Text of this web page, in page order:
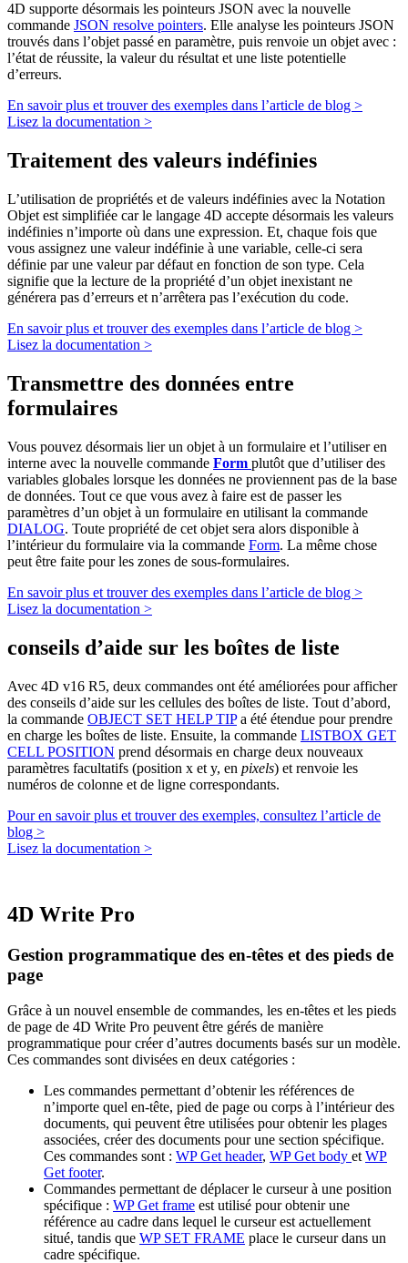
4D supporte désormais les pointeurs JSON avec la nouvelle
commande JSON resolve pointers. Elle analyse les pointeurs JSON
trouvés dans l’objet passé en paramètre, puis renvoie un objet avec :
l’état de réussite, la valeur du résultat et une liste potentielle
d’erreurs.
En savoir plus et trouver des exemples dans l’article de blog >
Lisez la documentation >
Traitement des valeurs indéfinies
L’utilisation de propriétés et de valeurs indéfinies avec la Notation
Objet est simplifiée car le langage 4D accepte désormais les valeurs
indéfinies n’importe où dans une expression. Et, chaque fois que
vous assignez une valeur indéfinie à une variable, celle-ci sera
définie par une valeur par défaut en fonction de son type. Cela
signifie que la lecture de la propriété d’un objet inexistant ne
générera pas d’erreurs et n’arrêtera pas l’exécution du code.
En savoir plus et trouver des exemples dans l’article de blog >
Lisez la documentation >
Transmettre des données entre
formulaires
Vous pouvez désormais lier un objet à un formulaire et l’utiliser en
interne avec la nouvelle commande Form plutôt que d’utiliser des
variables globales lorsque les données ne proviennent pas de la base
de données. Tout ce que vous avez à faire est de passer les
paramètres d’un objet à un formulaire en utilisant la commande
DIALOG. Toute propriété de cet objet sera alors disponible à
l’intérieur du formulaire via la commande Form. La même chose
peut être faite pour les zones de sous-formulaires.
En savoir plus et trouver des exemples dans l’article de blog >
Lisez la documentation >
conseils d’aide sur les boîtes de liste
Avec 4D v16 R5, deux commandes ont été améliorées pour afficher
des conseils d’aide sur les cellules des boîtes de liste. Tout d’abord,
la commande OBJECT SET HELP TIPa été étendue pour prendre
en charge les boîtes de liste. Ensuite, la commande LISTBOX GET
CELL POSITION prend désormais en charge deux nouveaux
paramètres facultatifs (position x et y, en pixels) et renvoie les
numéros de colonne et de ligne correspondants.
Pour en savoir plus et trouver des exemples, consultez l’article de
blog >
Lisez la documentation >
4D Write Pro
Gestion programmatique des en-têtes et des pieds de
page
Grâce à un nouvel ensemble de commandes, les en-têtes et les pieds
de page de 4D Write Pro peuvent être gérés de manière
programmatique pour créer d’autres documents basés sur un modèle.
Ces commandes sont divisées en deux catégories :
Les commandes permettant d’obtenir les références de
n’importe quel en-tête, pied de page ou corps à l’intérieur des
documents, qui peuvent être utilisées pour obtenir les plages
associées, créer des documents pour une section spécifique.
Ces commandes sont : WP Get header, WP Get body et WP
Get footer.
Commandes permettant de déplacer le curseur à une position
spécifique : WP Get frame est utilisé pour obtenir une
référence au cadre dans lequel le curseur est actuellement
situé, tandis que WP SET FRAME place le curseur dans un
cadre spécifique.